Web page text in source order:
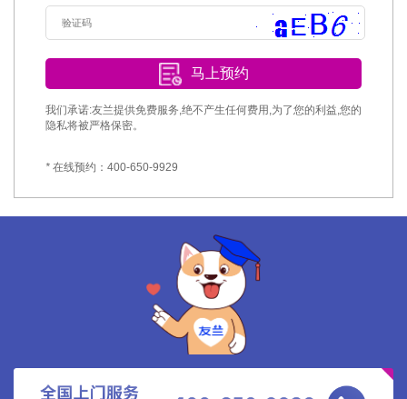
马上预约
我们承诺:友兰提供免费服务,绝不产生任何费用,为了您的利益,您的
隐私将被严格保密。
* 在线预约：400-650-9929